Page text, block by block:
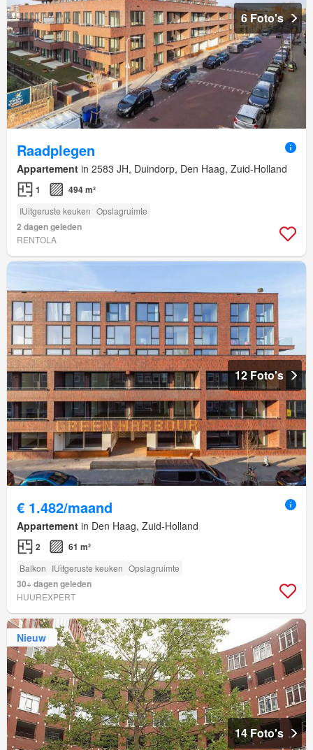
6 Foto's
Raadplegen
Appartement in 2583 JH, Duindorp, Den Haag, Zuid-Holland
1 494 m²
IUitgeruste keuken Opslagruimte
2 dagen geleden
RENTOLA
12 Foto's
€ 1.482/maand
Appartement in Den Haag, Zuid-Holland
2 61 m²
Balkon IUitgeruste keuken Opslagruimte
30+ dagen geleden
HUUREXPERT
Nieuw
14 Foto's